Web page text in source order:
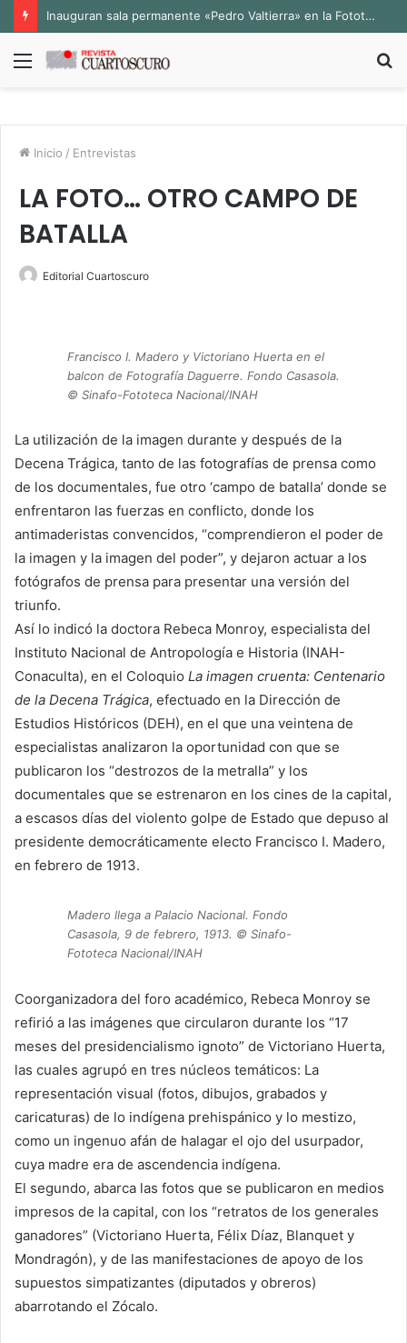
Inauguran sala permanente «Pedro Valtierra» en la Fototeca de Zacatecas
Menú
Inicio / Entrevistas
LA FOTO… OTRO CAMPO DE
BATALLA
Editorial Cuartoscuro
Francisco I. Madero y Victoriano Huerta en el
balcon de Fotografía Daguerre. Fondo Casasola.
© Sinafo-Fototeca Nacional/INAH
La utilización de la imagen durante y después de la
Decena Trágica, tanto de las fotografías de prensa como
de los documentales, fue otro ‘campo de batalla’ donde se
enfrentaron las fuerzas en conflicto, donde los
antimaderistas convencidos, “comprendieron el poder de
la imagen y la imagen del poder”, y dejaron actuar a los
fotógrafos de prensa para presentar una versión del
triunfo.
Así lo indicó la doctora Rebeca Monroy, especialista del
Instituto Nacional de Antropología e Historia (INAH-
Conaculta), en el Coloquio La imagen cruenta: Centenario
de la Decena Trágica, efectuado en la Dirección de
Estudios Históricos (DEH), en el que una veintena de
especialistas analizaron la oportunidad con que se
publicaron los “destrozos de la metralla” y los
documentales que se estrenaron en los cines de la capital,
a escasos días del violento golpe de Estado que depuso al
presidente democráticamente electo Francisco I. Madero,
en febrero de 1913.
Madero llega a Palacio Nacional. Fondo
Casasola, 9 de febrero, 1913. © Sinafo-
Fototeca Nacional/INAH
Coorganizadora del foro académico, Rebeca Monroy se
refirió a las imágenes que circularon durante los “17
meses del presidencialismo ignoto” de Victoriano Huerta,
las cuales agrupó en tres núcleos temáticos: La
representación visual (fotos, dibujos, grabados y
caricaturas) de lo indígena prehispánico y lo mestizo,
como un ingenuo afán de halagar el ojo del usurpador,
cuya madre era de ascendencia indígena.
El segundo, abarca las fotos que se publicaron en medios
impresos de la capital, con los “retratos de los generales
ganadores” (Victoriano Huerta, Félix Díaz, Blanquet y
Mondragón), y de las manifestaciones de apoyo de los
supuestos simpatizantes (diputados y obreros)
abarrotando el Zócalo.